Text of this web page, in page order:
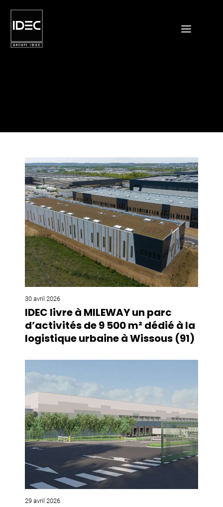
30 avril 2026
IDEC livre à MILEWAY un parc
d’activités de 9 500 m² dédié à la
logistique urbaine à Wissous (91)
29 avril 2026